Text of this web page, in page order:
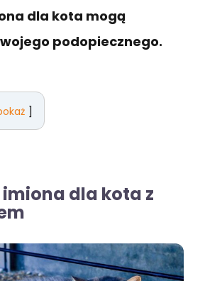
dla kota mogą
podopiecznego.
dla kota z